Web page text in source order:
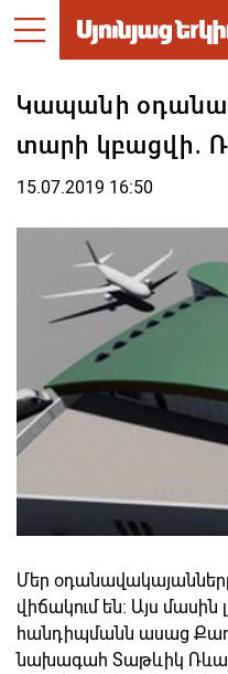
Կապանի
տարի կբացվի․
15.07.2019 16:50
Մեր
վիճակում են: Այս
հանդիպմանն ասաց
նախագահ Տաթևիկ